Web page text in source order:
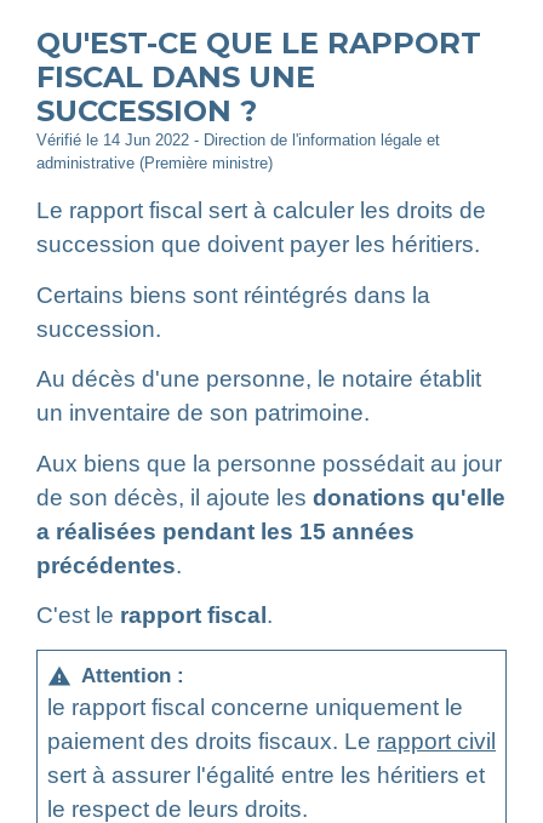
QU'EST-CE QUE LE RAPPORT
FISCAL DANS UNE
SUCCESSION ?
Vérifié le 14 Jun 2022 - Direction de l'information légale et
administrative (Première ministre)
Le rapport fiscal sert à calculer les droits de
succession que doivent payer les héritiers.
Certains biens sont réintégrés dans la
succession.
Au décès d'une personne, le notaire établit
un inventaire de son patrimoine.
Aux biens que la personne possédait au jour
de son décès, il ajoute les donations qu'elle
a réalisées pendant les 15 années
précédentes.
C'est le rapport fiscal .
warning Attention :
le rapport fiscal concerne uniquement le
paiement des droits fiscaux. Le rapport civil
sert à assurer l'égalité entre les héritiers et
le respect de leurs droits.